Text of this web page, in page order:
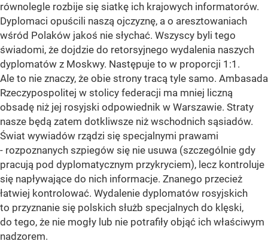
równolegle rozbije się siatkę ich krajowych informatorów.
Dyplomaci opuścili naszą ojczyznę, a o aresztowaniach
wśród Polaków jakoś nie słychać. Wszyscy byli tego
świadomi, że dojdzie do retorsyjnego wydalenia naszych
dyplomatów z Moskwy. Następuje to w proporcji 1:1.
Ale to nie znaczy, że obie strony tracą tyle samo. Ambasada
Rzeczypospolitej w stolicy federacji ma mniej liczną
obsadę niż jej rosyjski odpowiednik w Warszawie. Straty
nasze będą zatem dotkliwsze niż wschodnich sąsiadów.
Świat wywiadów rządzi się specjalnymi prawami
- rozpoznanych szpiegów się nie usuwa (szczególnie gdy
pracują pod dyplomatycznym przykryciem), lecz kontroluje
się napływające do nich informacje. Znanego przecież
łatwiej kontrolować. Wydalenie dyplomatów rosyjskich
to przyznanie się polskich służb specjalnych do klęski,
do tego, że nie mogły lub nie potrafiły objąć ich właściwym
nadzorem.